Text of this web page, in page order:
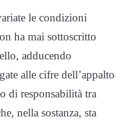
le condizioni
ha mai sottoscritto
adducendo
alle cifre dell’appalto
di responsabilità tra
nella sostanza, sta